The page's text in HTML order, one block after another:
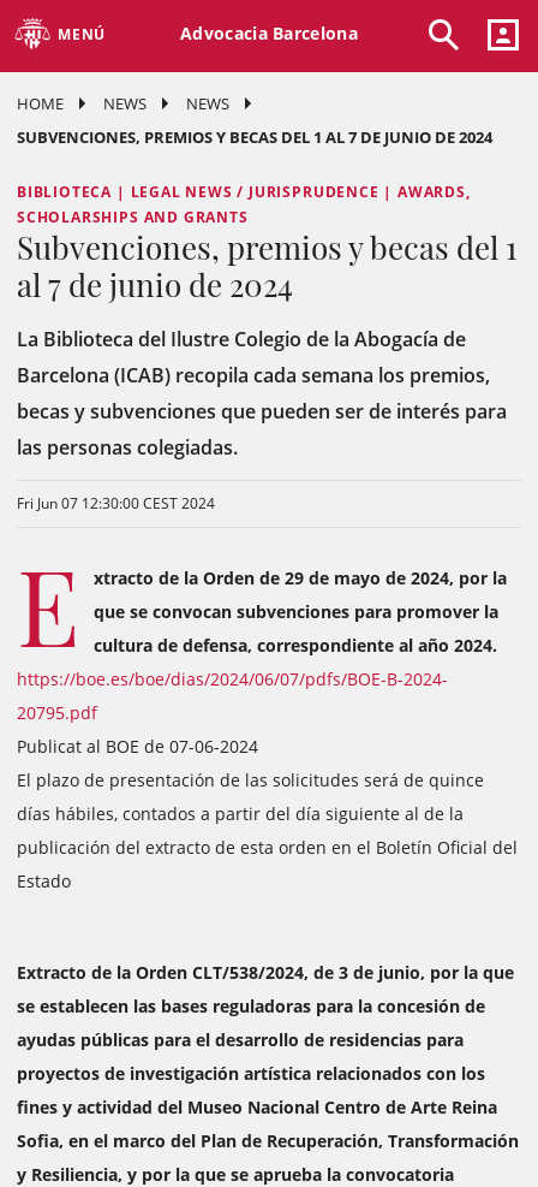
MENÚ Advocacia Barcelona
HOME NEWS
NEWS
SUBVENCIONES, PREMIOS Y BECAS DEL 1 AL 7 DE JUNIO DE 2024
BIBLIOTECA | LEGAL NEWS / JURISPRUDENCE | AWARDS,
SCHOLARSHIPS AND GRANTS
Subvenciones, premios y becas del 1
al 7 de junio de 2024
La Biblioteca del Ilustre Colegio de la Abogacía de
Barcelona (ICAB) recopila cada semana los premios,
becas y subvenciones que pueden ser de interés para
las personas colegiadas.
Fri Jun 07 12:30:00 CEST 2024
E
xtracto de la Orden de 29 de mayo de 2024, por la
que se convocan subvenciones para promover la
cultura de defensa, correspondiente al año 2024.
https://boe.es/boe/dias/2024/06/07/pdfs/BOE-B-2024-
20795.pdf
Publicat al BOE de 07-06-2024
El plazo de presentación de las solicitudes será de quince
días hábiles, contados a partir del día siguiente al de la
publicación del extracto de esta orden en el Boletín Oficial del
Estado
Extracto de la Orden CLT/538/2024, de 3 de junio, por la que
se establecen las bases reguladoras para la concesión de
ayudas públicas para el desarrollo de residencias para
proyectos de investigación artística relacionados con los
fines y actividad del Museo Nacional Centro de Arte Reina
Sofia, en el marco del Plan de Recuperación, Transformación
y Resiliencia, y por la que se aprueba la convocatoria